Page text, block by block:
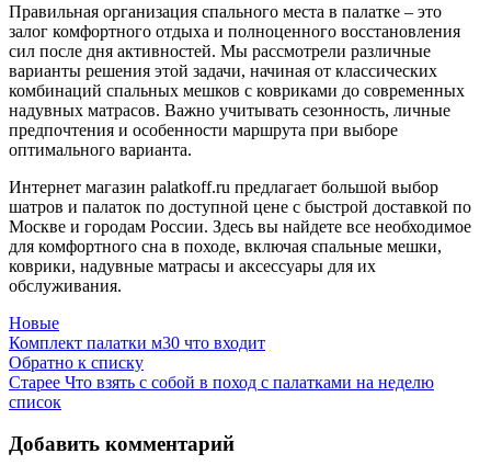
Правильная организация спального места в палатке – это
залог комфортного отдыха и полноценного восстановления
сил после дня активностей. Мы рассмотрели различные
варианты решения этой задачи, начиная от классических
комбинаций спальных мешков с ковриками до современных
надувных матрасов. Важно учитывать сезонность, личные
предпочтения и особенности маршрута при выборе
оптимального варианта.
Интернет магазин palatkoff.ru предлагает большой выбор
шатров и палаток по доступной цене с быстрой доставкой по
Москве и городам России. Здесь вы найдете все необходимое
для комфортного сна в походе, включая спальные мешки,
коврики, надувные матрасы и аксессуары для их
обслуживания.
Новые
Комплект палатки м30 что входит
Обратно к списку
Старее Что взять с собой в поход с палатками на неделю
список
Добавить комментарий